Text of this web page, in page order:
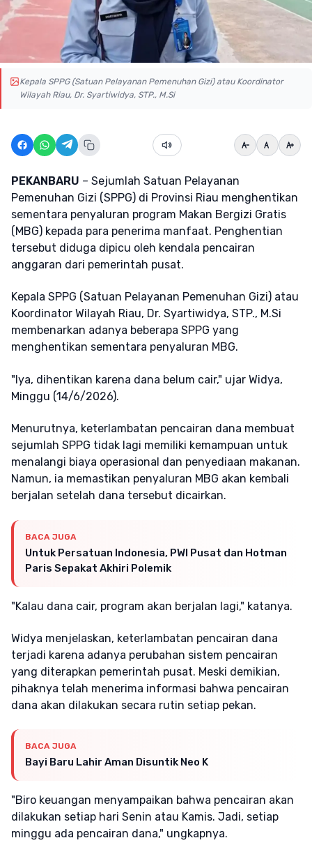
Kepala SPPG (Satuan Pelayanan Pemenuhan Gizi) atau Koordinator
Wilayah Riau, Dr. Syartiwidya, STP., M.Si
PEKANBARU – Sejumlah Satuan Pelayanan
Pemenuhan Gizi (SPPG) di Provinsi Riau menghentikan
sementara penyaluran program Makan Bergizi Gratis
(MBG) kepada para penerima manfaat. Penghentian
tersebut diduga dipicu oleh kendala pencairan
anggaran dari pemerintah pusat.
Kepala SPPG (Satuan Pelayanan Pemenuhan Gizi) atau
Koordinator Wilayah Riau, Dr. Syartiwidya, STP., M.Si
membenarkan adanya beberapa SPPG yang
menghentikan sementara penyaluran MBG.
"Iya, dihentikan karena dana belum cair," ujar Widya,
Minggu (14/6/2026).
Menurutnya, keterlambatan pencairan dana membuat
sejumlah SPPG tidak lagi memiliki kemampuan untuk
menalangi biaya operasional dan penyediaan makanan.
Namun, ia memastikan penyaluran MBG akan kembali
berjalan setelah dana tersebut dicairkan.
BACA JUGA
Untuk Persatuan Indonesia, PWI Pusat dan Hotman
Paris Sepakat Akhiri Polemik
"Kalau dana cair, program akan berjalan lagi," katanya.
Widya menjelaskan, keterlambatan pencairan dana
terjadi karena adanya perubahan sistem pencairan
yang diterapkan pemerintah pusat. Meski demikian,
pihaknya telah menerima informasi bahwa pencairan
dana akan dilakukan secara rutin setiap pekan.
BACA JUGA
Bayi Baru Lahir Aman Disuntik Neo K
"Biro keuangan menyampaikan bahwa pencairan akan
dilakukan setiap hari Senin atau Kamis. Jadi, setiap
minggu ada pencairan dana," ungkapnya.